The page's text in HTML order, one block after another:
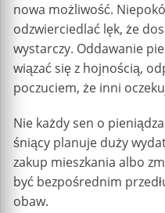
nowa możliwość.
odzwierciedlać lęk, że
wystarczy. Oddawanie
wiązać się z hojnością,
poczuciem, że inni
Nie każdy sen o
śniący planuje duży
zakup mieszkania albo
być bezpośrednim
obaw.